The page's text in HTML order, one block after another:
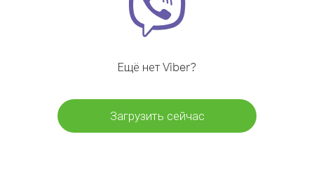
Ещё нет Viber?
Загрузить сейчас